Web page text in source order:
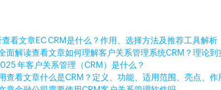
查看文章EC CRM是什么？作用、选择方法及推荐工具解析
查看文章如何理解客户关系管理系统CRM？理论
年客户关系管理（CRM）是什么？
查看文章什么是CRM？定义、功能、适用范围、亮点、作